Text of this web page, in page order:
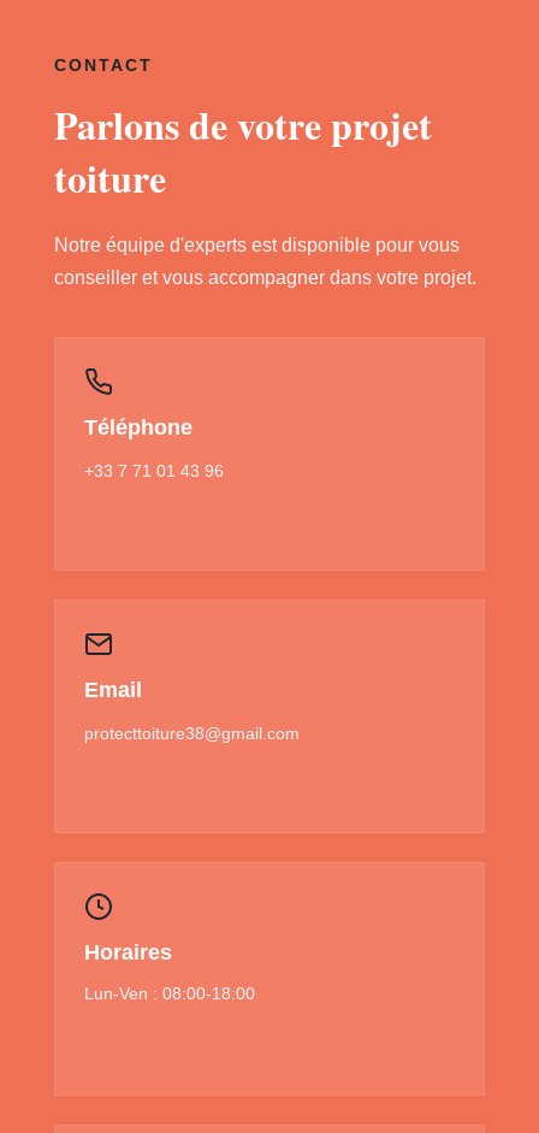
CONTACT
Parlons de votre projet
toiture
Notre équipe d'experts est disponible pour vous
conseiller et vous accompagner dans votre projet.
Téléphone
+33 7 71 01 43 96
Email
protecttoiture38@gmail.com
Horaires
Lun-Ven : 08:00-18:00